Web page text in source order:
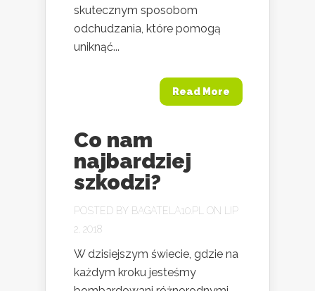
skutecznym sposobom
odchudzania, które pomogą
uniknąć...
Read More
Co nam
najbardziej
szkodzi?
POSTED BY BAGATELA10.PL ON LIP
2, 2018
W dzisiejszym świecie, gdzie na
każdym kroku jesteśmy